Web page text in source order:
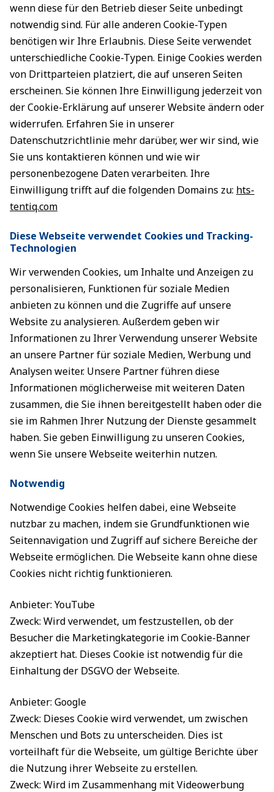
wenn diese für den Betrieb dieser Seite unbedingt
notwendig sind. Für alle anderen Cookie-Typen
benötigen wir Ihre Erlaubnis. Diese Seite verwendet
unterschiedliche Cookie-Typen. Einige Cookies werden
von Drittparteien platziert, die auf unseren Seiten
erscheinen. Sie können Ihre Einwilligung jederzeit von
der Cookie-Erklärung auf unserer Website ändern oder
widerrufen. Erfahren Sie in unserer
Datenschutzrichtlinie mehr darüber, wer wir sind, wie
Sie uns kontaktieren können und wie wir
personenbezogene Daten verarbeiten. Ihre
Einwilligung trifft auf die folgenden Domains zu: hts-
tentiq.com
Diese Webseite verwendet Cookies und Tracking-
Technologien
Wir verwenden Cookies, um Inhalte und Anzeigen zu
personalisieren, Funktionen für soziale Medien
anbieten zu können und die Zugriffe auf unsere
Website zu analysieren. Außerdem geben wir
Informationen zu Ihrer Verwendung unserer Website
an unsere Partner für soziale Medien, Werbung und
Analysen weiter. Unsere Partner führen diese
Informationen möglicherweise mit weiteren Daten
zusammen, die Sie ihnen bereitgestellt haben oder die
sie im Rahmen Ihrer Nutzung der Dienste gesammelt
haben. Sie geben Einwilligung zu unseren Cookies,
wenn Sie unsere Webseite weiterhin nutzen.
Notwendig
Notwendige Cookies helfen dabei, eine Webseite
nutzbar zu machen, indem sie Grundfunktionen wie
Seitennavigation und Zugriff auf sichere Bereiche der
Webseite ermöglichen. Die Webseite kann ohne diese
Cookies nicht richtig funktionieren.
Anbieter: YouTube
Zweck: Wird verwendet, um festzustellen, ob der
Besucher die Marketingkategorie im Cookie-Banner
akzeptiert hat. Dieses Cookie ist notwendig für die
Einhaltung der DSGVO der Webseite.
Anbieter: Google
Zweck: Dieses Cookie wird verwendet, um zwischen
Menschen und Bots zu unterscheiden. Dies ist
vorteilhaft für die Webseite, um gültige Berichte über
die Nutzung ihrer Webseite zu erstellen.
Zweck: Wird im Zusammenhang mit Videowerbung